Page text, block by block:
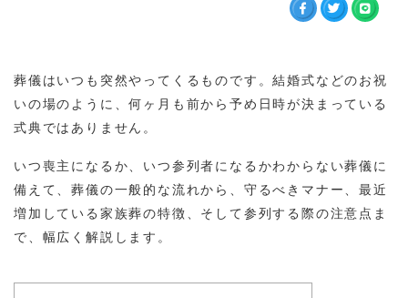
葬儀はいつも突然やってくるものです。結婚式などのお祝
いの場のように、何ヶ月も前から予め日時が決まっている
式典ではありません。
いつ喪主になるか、いつ参列者になるかわからない葬儀に
備えて、葬儀の一般的な流れから、守るべきマナー、最近
増加している家族葬の特徴、そして参列する際の注意点ま
で、幅広く解説します。